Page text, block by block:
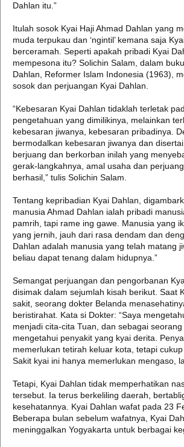
Dahlan itu.”
Itulah sosok Kyai Haji Ahmad Dahlan yang
muda terpukau dan ‘ngintil’ kemana saja
berceramah. Seperti apakah pribadi Kyai
mempesona itu? Solichin Salam, dalam
Dahlan, Reformer Islam Indonesia (1963),
sosok dan perjuangan Kyai Dahlan.
“Kebesaran Kyai Dahlan tidaklah terletak
pengetahuan yang dimilikinya, melainkan
kebesaran jiwanya, kebesaran pribadinya.
bermodalkan kebesaran jiwanya dan
berjuang dan berkorban inilah yang
gerak-langkahnya, amal usaha dan
berhasil,” tulis Solichin Salam.
Tentang kepribadian Kyai Dahlan,
manusia Ahmad Dahlan ialah pribadi
pamrih, tapi rame ing gawe. Manusia yang
yang jernih, jauh dari rasa dendam dan
Dahlan adalah manusia yang telah matang
beliau dapat tenang dalam hidupnya.”
Semangat perjuangan dan pengorbanan
disimak dalam sejumlah kisah berikut. Saat
sakit, seorang dokter Belanda
beristirahat. Kata si Dokter: “Saya
menjadi cita-cita Tuan, dan sebagai
mengetahui penyakit yang kyai derita.
memerlukan tetirah keluar kota, tetapi cukup
Sakit kyai ini hanya memerlukan mengaso,
Tetapi, Kyai Dahlan tidak memperhatikan
tersebut. Ia terus berkeliling daerah,
kesehatannya. Kyai Dahlan wafat pada 23
Beberapa bulan sebelum wafatnya, Kyai
meninggalkan Yogyakarta untuk berbagai